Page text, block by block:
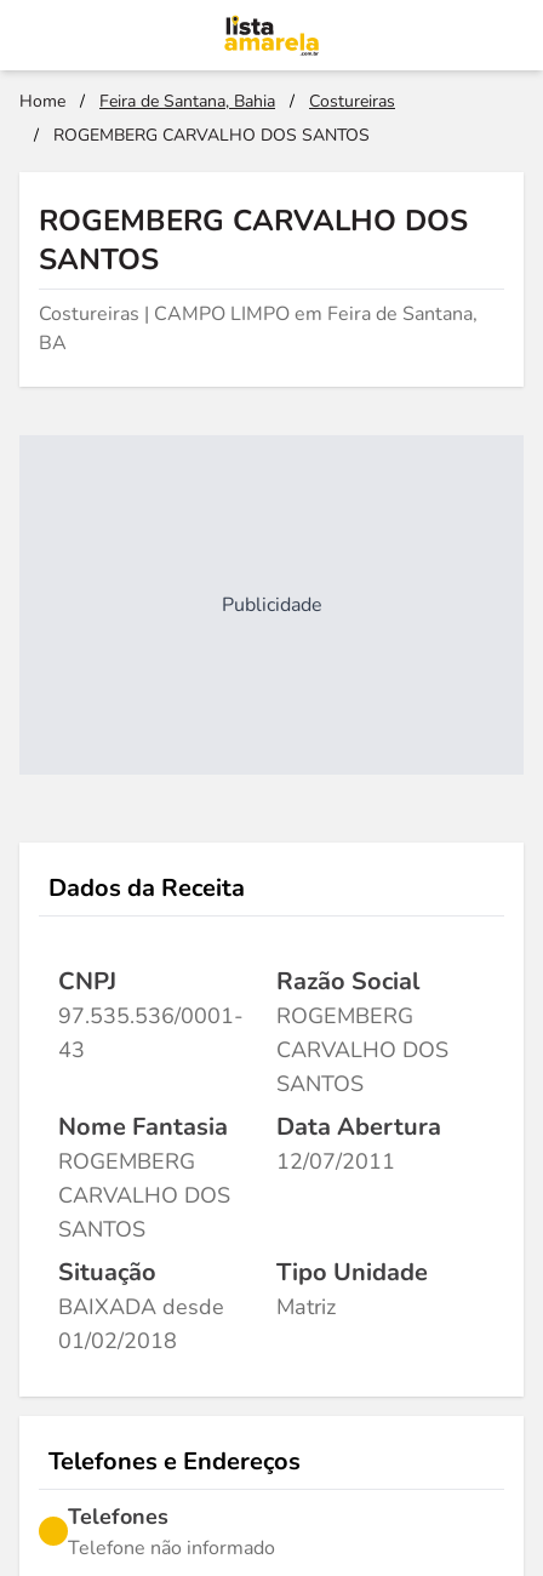
Home / Feira de Santana, Bahia /
Costureiras
/
ROGEMBERG CARVALHO DOS SANTOS
ROGEMBERG CARVALHO DOS
SANTOS
Costureiras | CAMPO LIMPO em Feira de Santana,
BA
Publicidade
Dados da Receita
CNPJ
97.535.536/0001-
43
Razão Social
ROGEMBERG
CARVALHO DOS
SANTOS
Nome Fantasia
ROGEMBERG
CARVALHO DOS
SANTOS
Data Abertura
12/07/2011
Situação
BAIXADA desde
01/02/2018
Tipo Unidade
Matriz
Telefones e Endereços
Telefones
Telefone não informado